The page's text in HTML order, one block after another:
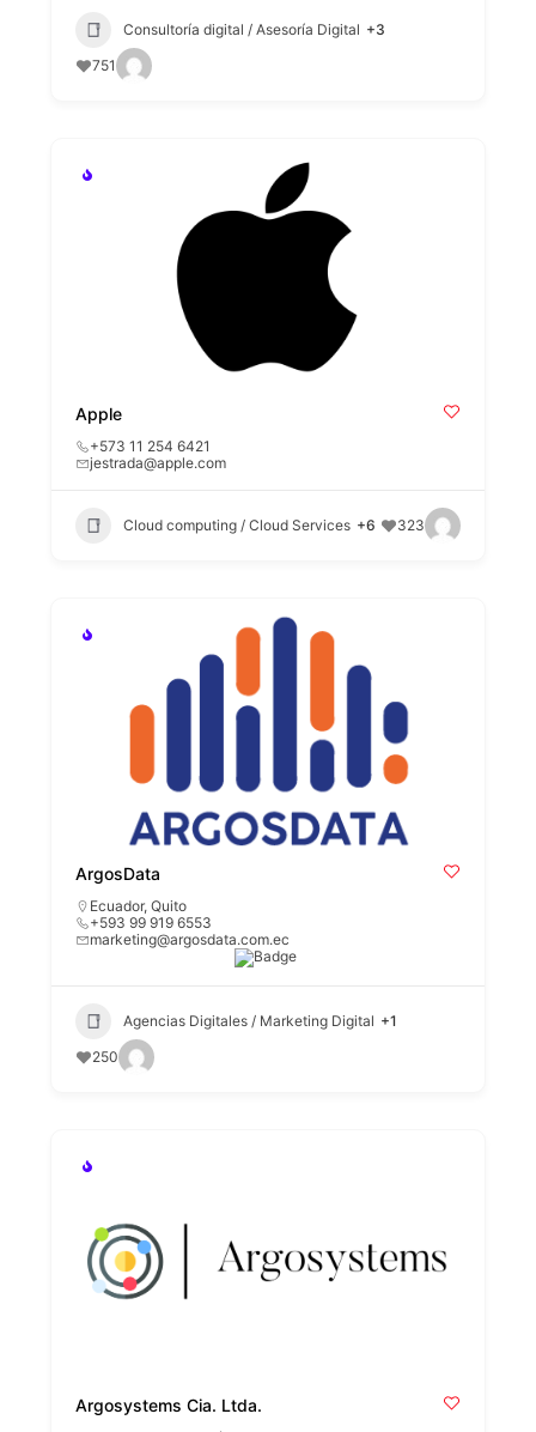
Consultoría digital / Asesoría Digital +3
751
Apple
+573 11 254 6421
jestrada@apple.com
Cloud computing / Cloud Services +6 323
ArgosData
Ecuador,Quito
+593 99 919 6553
marketing@argosdata.com.ec
Agencias Digitales / Marketing Digital +1
250
Argosystems Cia. Ltda.